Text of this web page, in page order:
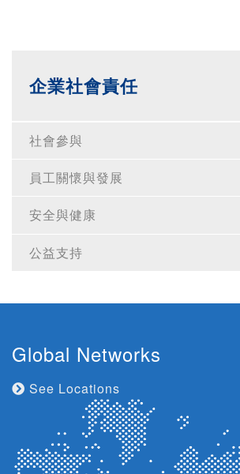
企業社會責任
社會參與
員工關懷與發展
安全與健康
公益支持
Global Networks
See Locations